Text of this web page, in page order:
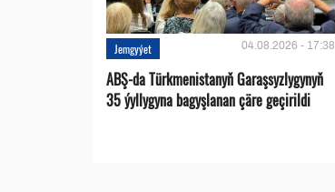
Jemgyýet 04.08.2026 - 17:38
ABŞ-da Türkmenistanyň Garaşsyzlygynyň
35 ýyllygyna bagyşlanan çäre geçirildi